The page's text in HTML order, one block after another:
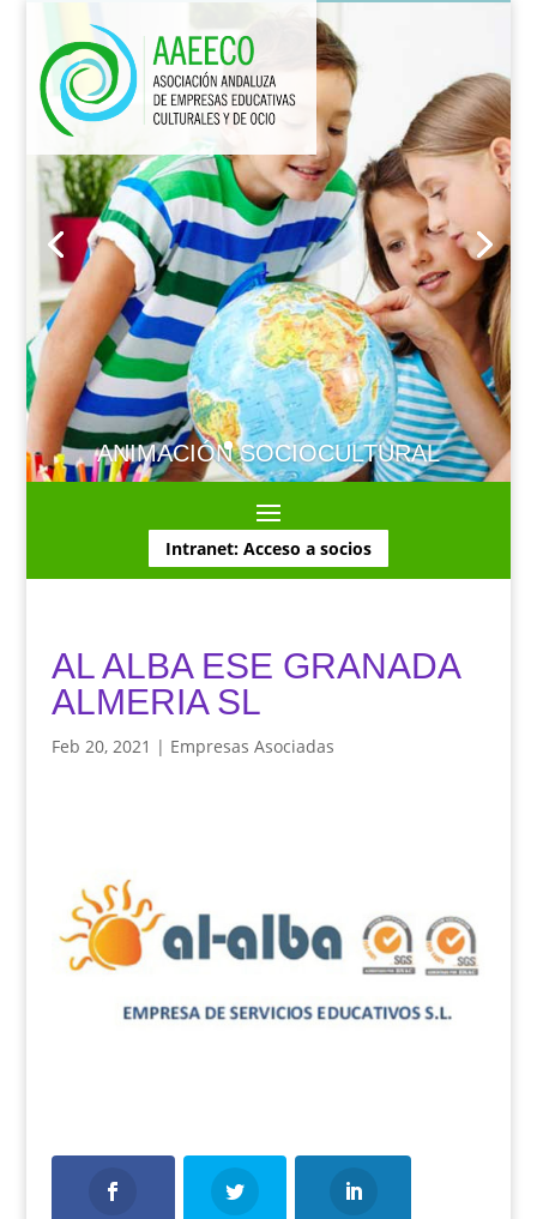
ANIMACIÓN SOCIOCULTURAL
Intranet: Acceso a socios
AL ALBA ESE GRANADA
ALMERIA SL
Feb 20, 2021 | Empresas Asociadas